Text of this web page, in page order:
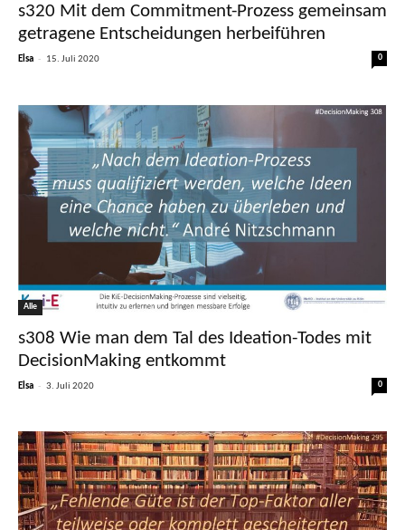
s320 Mit dem Commitment-Prozess gemeinsam
getragene Entscheidungen herbeiführen
Elsa - 15. Juli 2020 0
Alle
s308 Wie man dem Tal des Ideation-Todes mit
DecisionMaking entkommt
Elsa - 3. Juli 2020 0